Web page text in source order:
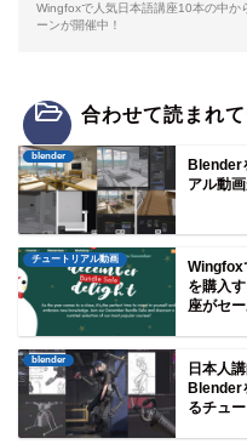
Wingfoxで人気日本語講座10本の中
ーンが開催中！
合わせて読まれ
blender
Blender
アル動
チュートリアル動画
Wingfox
を購入
座がセ
blender
日本人
Blender
るチュ